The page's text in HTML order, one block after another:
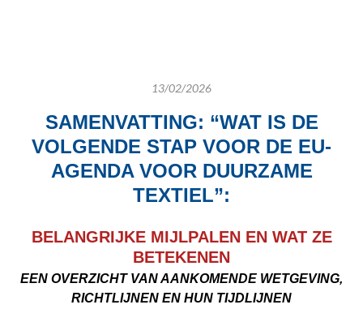
13/02/2026
SAMENVATTING: “WAT IS DE
VOLGENDE STAP VOOR DE EU-
AGENDA VOOR DUURZAME
TEXTIEL”:
BELANGRIJKE MIJLPALEN EN WAT ZE
BETEKENEN
EEN OVERZICHT VAN AANKOMENDE WETGEVING,
RICHTLIJNEN EN HUN TIJDLIJNEN